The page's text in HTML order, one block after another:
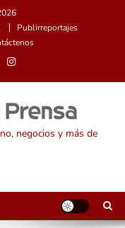
Publirreportajes
negocios y más de